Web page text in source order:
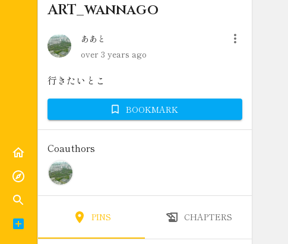
ART_wannago
ああと
over 3 years ago
行きたいとこ
BOOKMARK
Coauthors
PINS CHAPTERS